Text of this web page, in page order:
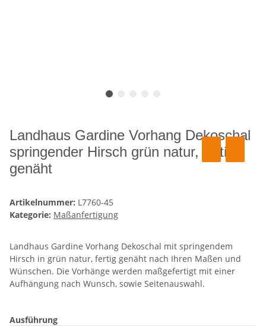
Landhaus Gardine Vorhang Dekoschal
springender Hirsch grün natur, fertig
genäht
Artikelnummer: L7760-45
Kategorie: Maßanfertigung
Landhaus Gardine Vorhang Dekoschal mit springendem
Hirsch in grün natur, fertig genäht nach Ihren Maßen und
Wünschen. Die Vorhänge werden maßgefertigt mit einer
Aufhängung nach Wunsch, sowie Seitenauswahl.
Ausführung